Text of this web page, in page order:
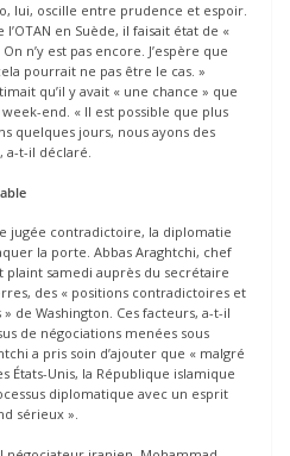
lui, oscille entre prudence et espoir.
en Suède, il faisait état de «
n’y est pas encore. J’espère que
pourrait ne pas être le cas. »
qu’il y avait « une chance » que
end. « Il est possible que plus
quelques jours, nous ayons des
a-t-il déclaré.
jugée contradictoire, la diplomatie
la porte. Abbas Araghtchi, chef
plaint samedi auprès du secrétaire
des « positions contradictoires et
de Washington. Ces facteurs, a-t-il
de négociations menées sous
a pris soin d’ajouter que « malgré
États-Unis, la République islamique
diplomatique avec un esprit
sérieux ».